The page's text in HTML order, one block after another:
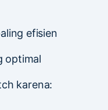
efisien
optimal
karena: